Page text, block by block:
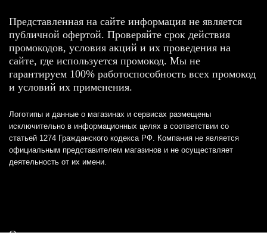
Представленная на сайте информация не является
публичной офертой. Проверяйте срок действия
промокодов, условия акций и их проведения на
сайте, где используется промокод. Мы не
гарантируем 100% работоспособность всех промокод
и условий их применения.
Логотипы и данные о магазинах и сервисах размещены
исключительно в информационных целях в соответствии со
статьей 1274 Гражданского кодекса РФ. Компания не является
официальным представителем магазинов и не осуществляет
деятельность от их имени.
Отказ от ответственности